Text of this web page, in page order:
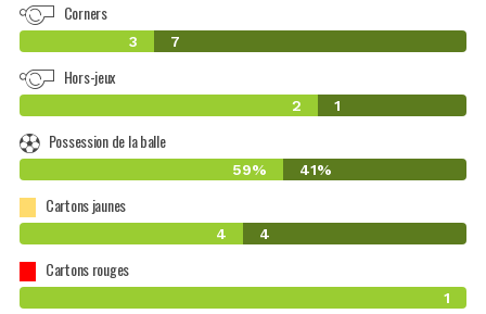
Corners
3 7
Hors-jeux
2 1
Possession de la balle
59% 41%
Cartons jaunes
4 4
Cartons rouges
1